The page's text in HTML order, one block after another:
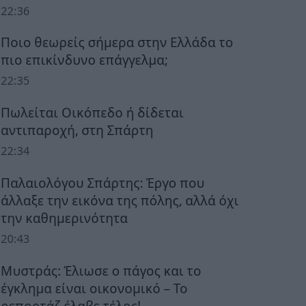
22:36
Ποιο θεωρείς σήμερα στην Ελλάδα το
πιο επικίνδυνο επάγγελμα;
22:35
Πωλείται Οικόπεδο ή δίδεται
αντιπαροχή, στη Σπάρτη
22:34
Παλαιολόγου Σπάρτης: Έργο που
άλλαξε την εικόνα της πόλης, αλλά όχι
την καθημερινότητα
20:43
Μυστράς: Έλιωσε ο πάγος και το
έγκλημα είναι οικονομικό – Το